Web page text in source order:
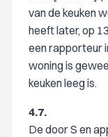
van de keuken
heeft later, op
een rapporteur
woning is
keuken leeg is.
4.7.
De door S en